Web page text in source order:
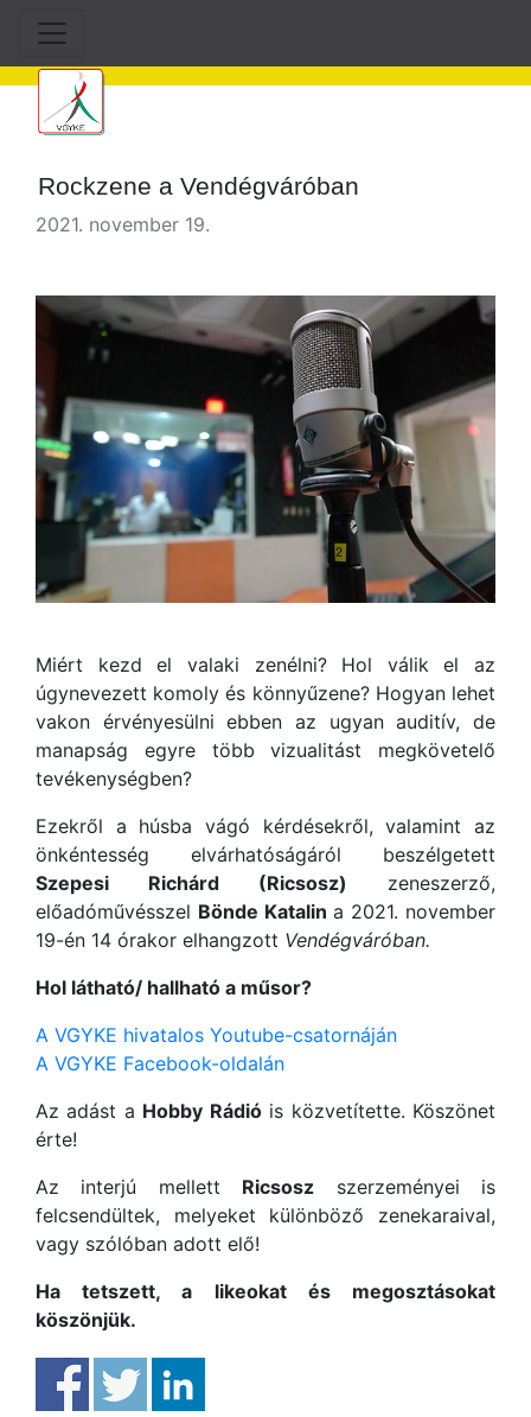
Rockzene a Vendégváróban
2021. november 19.
Miért kezd el valaki zenélni? Hol válik el az
úgynevezett komoly és könnyűzene? Hogyan lehet
vakon érvényesülni ebben az ugyan auditív, de
manapság egyre több vizualitást megkövetelő
tevékenységben?
Ezekről a húsba vágó kérdésekről, valamint az
önkéntesség elvárhatóságáról beszélgetett
Szepesi Richárd (Ricsosz) zeneszerző,
előadóművésszel Bönde Katalin a 2021. november
19-én 14 órakor elhangzott Vendégváróban.
Hol látható/ hallható a műsor?
A VGYKE hivatalos Youtube-csatornáján
A VGYKE Facebook-oldalán
Az adást a Hobby Rádióis közvetítette. Köszönet
érte!
Az interjú mellett Ricsosz szerzeményei is
felcsendültek, melyeket különböző zenekaraival,
vagy szólóban adott elő!
Ha tetszett, a likeokat és megosztásokat
köszönjük.